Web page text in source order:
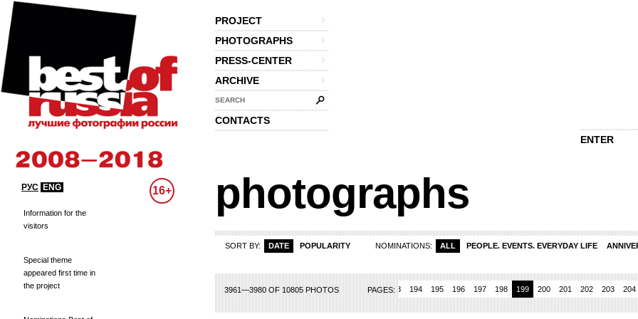
PROJECT
PHOTOGRAPHS
PRESS-CENTER
ARCHIVE
SEARCH
CONTACTS
ENTER
РУС ENG 16+
Information for the
visitors
Special theme
appeared first time in
the project
photographs
SORT BY: DATE POPULARITY NOMINATIONS: ALL PEOPLE. EVENTS. EVERYDAY LIFE
3961—3980 OF 10805 PHOTOS PAGES:
176 177 185 186 187 188 189 190 192 193 194 195 196 197 198 199 200 201 202 203 204